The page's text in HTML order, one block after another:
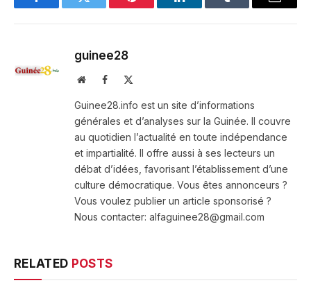
FacebookTwitter Pinterest LinkedInTumblr Email
guinee28
WebsiteFacebook
Guinee28.info est un site d’informations
générales et d’analyses sur la Guinée. Il couvre
au quotidien l’actualité en toute indépendance
et impartialité. Il offre aussi à ses lecteurs un
débat d’idées, favorisant l’établissement d’une
culture démocratique. Vous êtes annonceurs ?
Vous voulez publier un article sponsorisé ?
Nous contacter: alfaguinee28@gmail.com
RELATED POSTS